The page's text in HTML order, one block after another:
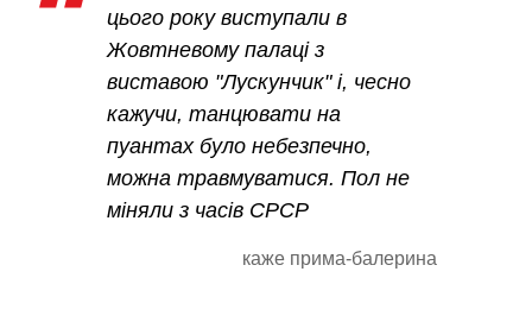
цього року виступали в
Жовтневому палаці з
виставою "Лускунчик" і, чесно
кажучи, танцювати на
пуантах було небезпечно,
можна травмуватися. Пол не
міняли з часів СРСР
каже прима-балерина